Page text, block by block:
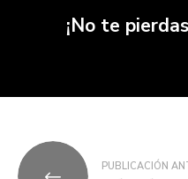
¡No te
PUBLICACIÓN